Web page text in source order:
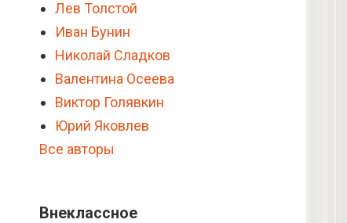
Лев Толстой
Иван Бунин
Николай Сладков
Валентина Осеева
Виктор Голявкин
Юрий Яковлев
Все авторы
Внеклассное